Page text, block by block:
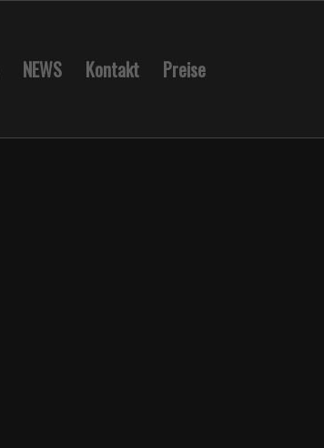
NEWS Kontakt Preise